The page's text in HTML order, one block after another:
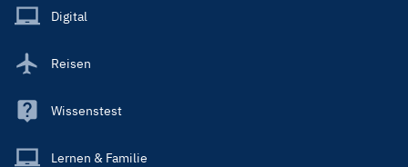
Main
Digital
Reisen
Wissenstest
Lernen & Familie